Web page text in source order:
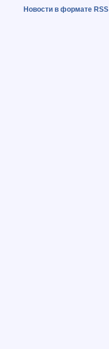
Новости в формате RSS